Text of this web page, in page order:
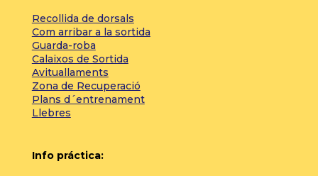
Recollida de dorsals
Com arribar a la sortida
Guarda-roba
Calaixos de Sortida
Avituallaments
Zona de Recuperació
Plans d´entrenament
Llebres
Info práctica: